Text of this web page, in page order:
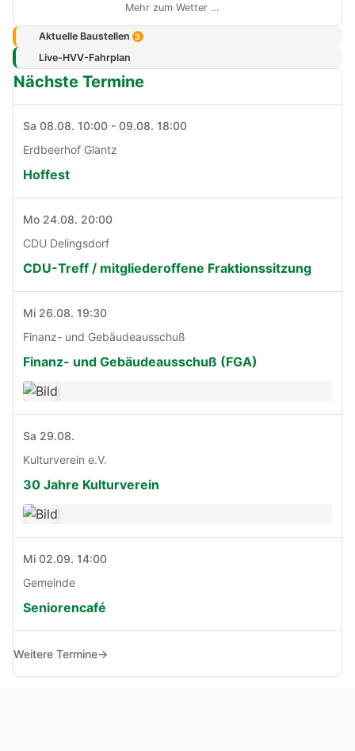
Mehr zum Wetter …
Aktuelle Baustellen 3
Live-HVV-Fahrplan
Nächste Termine
Sa 08.08. 10:00 - 09.08. 18:00
Erdbeerhof Glantz
Hoffest
Mo 24.08. 20:00
CDU Delingsdorf
CDU-Treff / mitgliederoffene Fraktionssitzung
Mi 26.08. 19:30
Finanz- und Gebäudeausschuß
Finanz- und Gebäudeausschuß (FGA)
Sa 29.08.
Kulturverein e.V.
30 Jahre Kulturverein
Mi 02.09. 14:00
Gemeinde
Seniorencafé
Weitere Termine→